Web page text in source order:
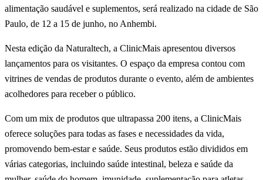
alimentação saudável e suplementos, será realizado na cidade de São
Paulo, de 12 a 15 de junho, no Anhembi.
Nesta edição da Naturaltech, a ClinicMais apresentou diversos
lançamentos para os visitantes. O espaço da empresa contou com
vitrines de vendas de produtos durante o evento, além de ambientes
acolhedores para receber o público.
Com um mix de produtos que ultrapassa 200 itens, a ClinicMais
oferece soluções para todas as fases e necessidades da vida,
promovendo bem-estar e saúde. Seus produtos estão divididos em
várias categorias, incluindo saúde intestinal, beleza e saúde da